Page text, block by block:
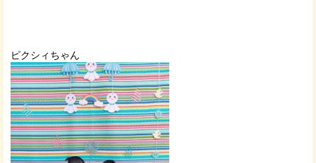
ピクシィちゃん